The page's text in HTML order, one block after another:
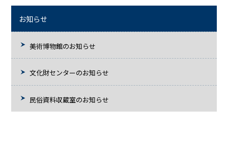
お知らせ
美術博物館のお知らせ
文化財センターのお知らせ
民俗資料収蔵室のお知らせ